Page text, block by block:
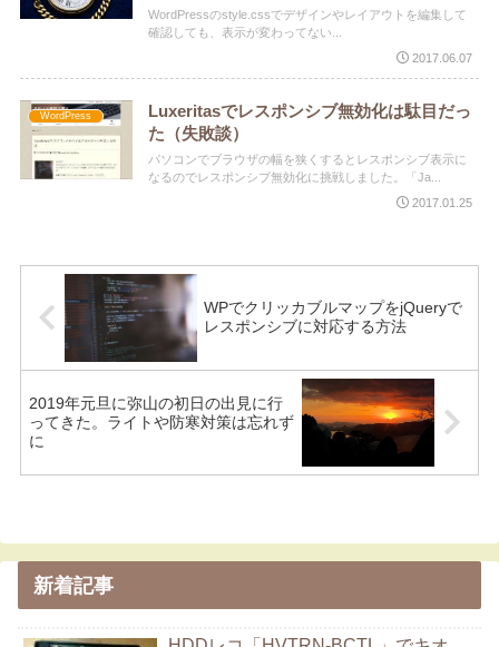
WordPressのstyle.cssでデザインやレイアウトを編集して
確認しても、表示が変わってない...
2017.06.07
WordPress
Luxeritasでレスポンシブ無効化は駄目だっ
た（失敗談）
パソコンでブラウザの幅を狭くするとレスポンシブ表示に
なるのでレスポンシブ無効化に挑戦しました。「Ja...
2017.01.25
WPでクリッカブルマップをjQueryで
レスポンシブに対応する方法
2019年元旦に弥山の初日の出見に行
ってきた。ライトや防寒対策は忘れず
に
新着記事